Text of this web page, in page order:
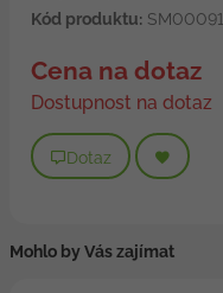
Kód produktu:SM00091
Cena na dotaz
Dostupnost na dotaz
Dotaz
Mohlo by Vás zajímat